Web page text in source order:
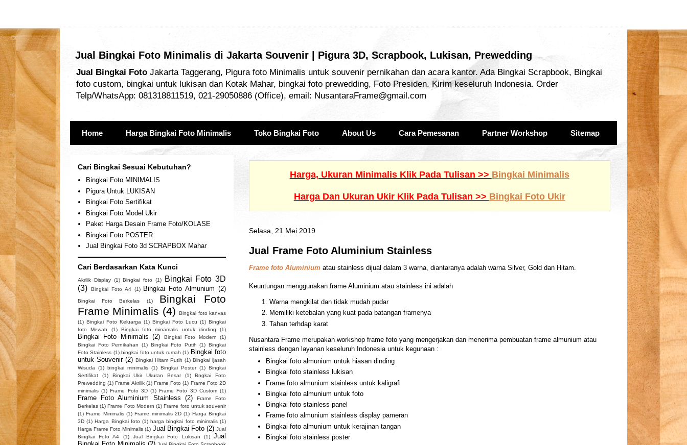
Jual Bingkai Foto Minimalis di Jakarta Souvenir | Pigura 3D, Scrapbook, Lukisan, Prewedding
Jual Bingkai Foto Jakarta Taggerang, Pigura foto Minimalis untuk souvenir pernikahan dan acara kantor. Ada Bingkai Scrapbook, Bingkai
foto custom, bingkai untuk lukisan dan Kotak Mahar, bingkai foto prewedding, Foto Presiden. Kirim keseluruh Indonesia. Order
Telp/WhatsApp: 081318811519, 021-29050886 (Office), email: NusantaraFrame@gmail.com
Home Harga Bingkai Foto Minimalis Toko Bingkai Foto About Us Cara Pemesanan Partner Workshop Sitemap
Harga, Ukuran Minimalis Klik Pada Tulisan >> Bingkai Minimalis
Harga Dan Ukuran Ukir Klik Pada Tulisan >> Bingkai Foto Ukir
Selasa, 21 Mei 2019
Jual Frame Foto Aluminium Stainless
Frame foto Aluminium atau stainless dijual dalam 3 warna, diantaranya adalah warna Silver, Gold dan Hitam.
Keuntungan menggunakan frame Aluminium atau stainless ini adalah
Warna mengkilat dan tidak mudah pudar
Memiliki ketebalan yang kuat pada batangan framenya
Tahan terhdap karat
Nusantara Frame merupakan workshop frame foto yang mengerjakan dan menerima pembuatan frame almunium atau
stainless dengan layanan keseluruh Indonesia untuk kegunaan :
Bingkai foto almunium untuk hiasan dinding
Bingkai foto stainless lukisan
Frame foto almunium stainless untuk kaligrafi
Bingkai foto almunium untuk foto
Bingkai foto stainless panel
Frame foto almunium stainless display pameran
Bingkai foto almunium untuk kerajinan tangan
Bingkai foto stainless poster
Cari Bingkai Sesuai Kebutuhan?
Bingkai Foto MINIMALIS
Pigura Untuk LUKISAN
Bingkai Foto Sertifikat
Bingkai Foto Model Ukir
Paket Harga Desain Frame Foto/KOLASE
Bingkai Foto POSTER
Jual Bingkai Foto 3d SCRAPBOX Mahar
Cari Berdasarkan Kata Kunci
Akrilik Display (1) Bingkai foto (1)
Bingkai Foto 3D
(3)
Bingkai Foto A4 (1) Bingkai Foto Almunium (2)
Bingkai Foto Berkelas (1)
Bingkai Foto
Frame Minimalis (4)
Bingkai foto kanvas
(1) Bingkai Foto Keluarga (1) Bingkai Foto Lucu (1) Bingkai
foto Mewah
(1) Bingkai foto minamalis untuk dinding (1)
Bingkai Foto Minimalis (2) Bingkai Foto Modern
(1)
Bingkai Foto Pernikahan
(1) Bingkai Foto Putih (1) Bingkai
Foto Stainless (1) bingkai foto untuk rumah (1) Bingkai foto
untuk Souvenir (2) Bingkai Hitam Putih (1) Bingkai ijasah
Wisuda
(1) bingkai minimalis (1) Bingkai Poster (1) Bingkai
Sertifikat
(1) Bingkai Ukir Ukuran Besar (1)
Bngkai Foto
Prewedding (1) Frame Akrilik (1) Frame Foto (1) Frame Foto 2D
minimalis (1) Frame Foto 3D (1) Frame Foto 3D Custom (1)
Frame Foto Aluminium Stainless (2)
Frame Foto
Berkelas (1) Frame Foto Modern (1) Frame foto untuk souvenir
(1) Frame Minimalis (1) Frame minimalis 2D (1) Harga Bingkai
3D (1) Harga Bingkai foto (1) harga bingkai foto minimalis (1)
Harga Frame Foto Minimalis (1) Jual Bingkai Foto (2) Jual
Bingkai Foto A4
(1) Jual Bingkai Foto Lukisan (1)
Jual
Bingkai Foto Minimalis (2)